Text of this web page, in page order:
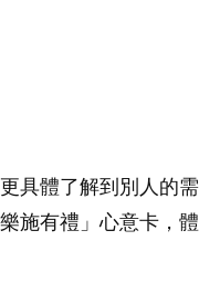
具體了解到別人的需
施有禮」心意卡，體